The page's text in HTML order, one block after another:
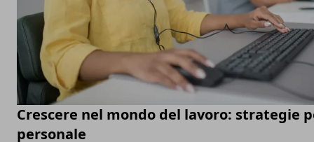
Crescere nel mondo del lavoro: strategie
personale